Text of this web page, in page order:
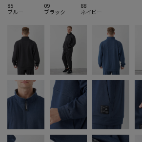
85
ブルー
09
ブラック
88
ネイビー